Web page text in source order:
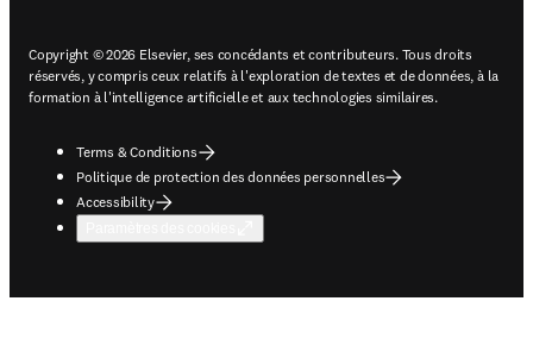
Copyright © 2026 Elsevier, ses concédants et contributeurs. Tous droits
réservés, y compris ceux relatifs à l'exploration de textes et de données, à la
formation à l'intelligence artificielle et aux technologies similaires.
Terms & Conditions
Politique de protection des données personnelles
Accessibility